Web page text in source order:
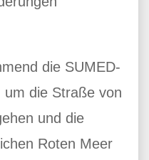
die SUMED-
um die Straße von
und die
Roten Meer